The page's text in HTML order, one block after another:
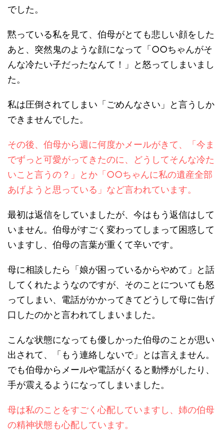
でした。
黙っている私を見て、伯母がとても悲しい顔をした
あと、突然鬼のような顔になって「○○ちゃんがそ
んな冷たい子だったなんて！」と怒ってしまいまし
た。
私は圧倒されてしまい「ごめんなさい」と言うしか
できませんでした。
その後、伯母から週に何度かメールがきて、「今ま
でずっと可愛がってきたのに、どうしてそんな冷た
いこと言うの？」とか「○○ちゃんに私の遺産全部
あげようと思っている」など言われています。
最初は返信をしていましたが、今はもう返信はして
いません。伯母がすごく変わってしまって困惑して
いますし、伯母の言葉が重くて辛いです。
母に相談したら「娘が困っているからやめて」と話
してくれたようなのですが、そのことについても怒
ってしまい、電話がかかってきてどうして母に告げ
口したのかと言われてしまいました。
こんな状態になっても優しかった伯母のことが思い
出されて、「もう連絡しないで」とは言えません。
でも伯母からメールや電話がくると動悸がしたり、
手が震えるようになってしまいました。
母は私のことをすごく心配していますし、姉の伯母
の精神状態も心配しています。